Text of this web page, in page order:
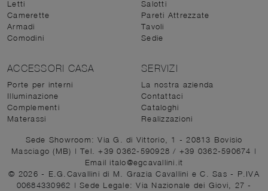
Letti
Camerette
Armadi
Comodini
Salotti
Pareti Attrezzate
Tavoli
Sedie
ACCESSORI CASA
Porte per interni
Illuminazione
Complementi
Materassi
SERVIZI
La nostra azienda
Contattaci
Cataloghi
Realizzazioni
Sede Showroom: Via G. di Vittorio, 1 - 20813 Bovisio
Masciago (MB) | Tel. +39 0362-590928/ +39 0362-590674 |
Email italo@egcavallini.it
© 2026 - E.G.Cavallini di M. Grazia Cavallini e C. Sas - P.IVA
00684330962 | Sede Legale: Via Nazionale dei Giovi, 27 -